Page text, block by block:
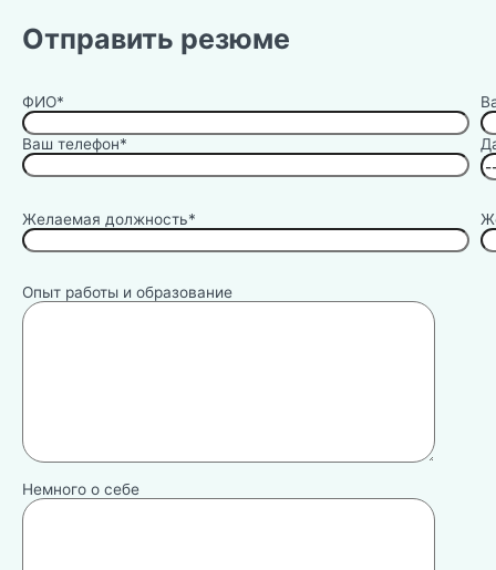
Отправить резюме
ФИО*
Ваш телефон*
Желаемая должность*
Опыт работы и образование
Немного о себе